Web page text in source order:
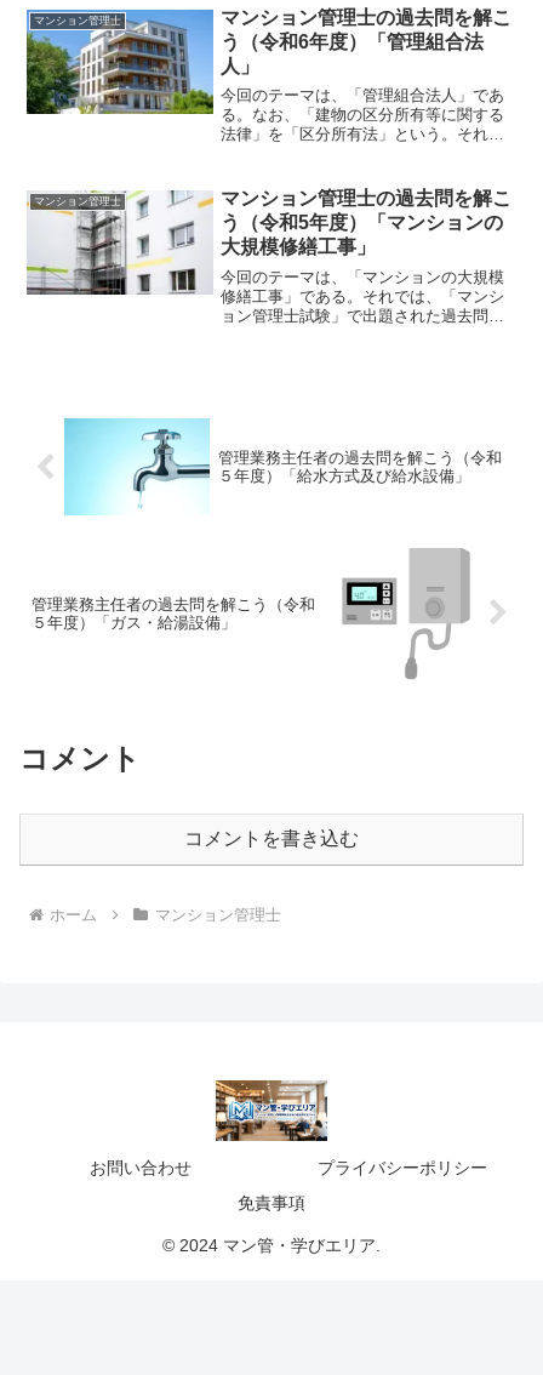
ションの建物の調査機器と調査方法に関
する次の記述のうち...
マンション管理士
マンション管理士の過去問を解こ
う（令和6年度）「管理組合法
人」
今回のテーマは、「管理組合法人」であ
る。なお、「建物の区分所有等に関する
法律」を「区分所有法」という。それで
〔問 ７〕 管理組合の法人化を検討し
ているマンションの管理者...
マンション管理士
マンション管理士の過去問を解こ
う（令和5年度）「マンションの
大規模修繕工事」
今回のテーマは、「マンションの大規模
修繕工事」である。それでは、「マンシ
ョン管理士試験」で出題された過去問に
管理業務主任者の過去問を解こう（令和
５年度）「給水方式及び給水設備」
管理業務主任者の過去問を解こう（令和
５年度）「ガス・給湯設備」
コメント
コメントを書き込む
ホーム マンション管理士
お問い合わせ
プライバシーポリシー
免責事項
© 2024 マン管・学びエリア.